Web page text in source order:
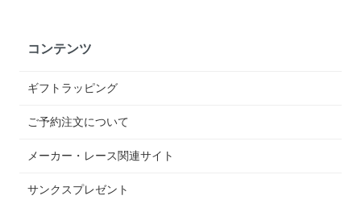
コンテンツ
ギフトラッピング
ご予約注文について
メーカー・レース関連サイト
サンクスプレゼント